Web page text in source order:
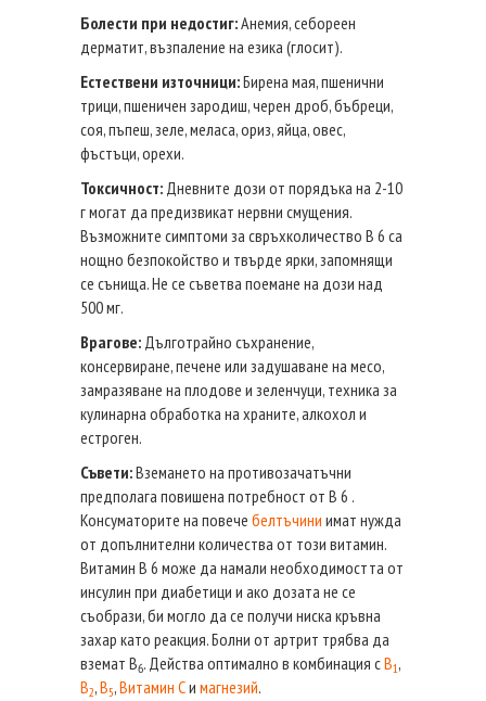
Болести при недостиг:Анемия, себореен
дерматит, възпаление на езика (глосит).
Естествени източници:Бирена мая, пшенични
трици, пшеничен зародиш, черен дроб, бъбреци,
соя, пъпеш, зеле, меласа, ориз, яйца, овес,
фъстъци, орехи.
Токсичност: Дневните дози от порядъка на 2-10
г могат да предизвикат нервни смущения.
Възможните симптоми за свръхколичество В 6 са
нощно безпокойство и твърде ярки, запомнящи
се сънища. Не се съветва поемане на дози над
500 мг.
Врагове: Дълготрайно съхранение,
консервиране, печене или задушаване на месо,
замразяване на плодове и зеленчуци, техника за
кулинарна обработка на храните, алкохол и
естроген.
Съвети:Вземането на противозачатъчни
предполага повишена потребност от В 6 .
Консуматорите на повече белтъчини имат нужда
от допълнителни количества от този витамин.
Витамин В 6 може да намали необходимостта от
инсулин при диабетици и ако дозата не се
съобрази, би могло да се получи ниска кръвна
захар като реакция. Болни от артрит трябва да
вземат В6. Действа оптимално в комбинация сВ1 ,
В2,В5,Витамин Си магнезий.